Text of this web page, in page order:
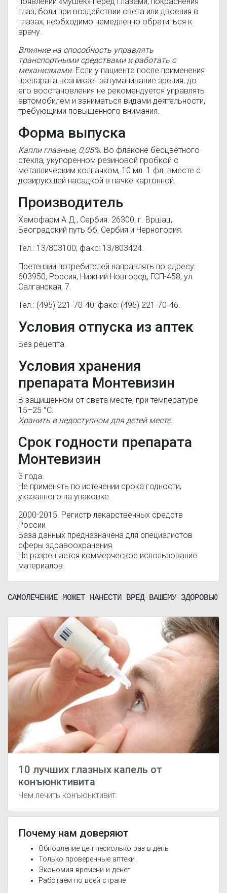
глаз, боли при воздействии света или двоения в
глазах, необходимо немедленно обратиться к
врачу.
Влияние на способность управлять
транспортными средствами и работать с
механизмами. Если у пациента после применения
препарата возникает затуманивание зрения, до
его восстановления не рекомендуется управлять
автомобилем и заниматься видами деятельности,
требующими повышенного внимания.
Форма выпуска
Капли глазные, 0,05%. Во флаконе бесцветного
стекла, укупоренном резиновой пробкой с
металлическим колпачком, 10 мл. 1 фл. вместе с
дозирующей насадкой в пачке картонной.
Производитель
Хемофарм А.Д., Сербия. 26300, г. Вршац,
Београдский путь бб, Сербия и Черногория.
Тел.: 13/803100; факс: 13/803424.
Претензии потребителей направлять по адресу:
603950, Россия, Нижний Новгород, ГСП-458, ул.
Салганская, 7.
Тел.: (495) 221-70-40; факс: (495) 221-70-46.
Условия отпуска из аптек
Без рецепта.
Условия хранения
препарата Монтевизин
В защищенном от света месте, при температуре
15–25 °C.
Хранить в недоступном для детей месте.
Срок годности препарата
Монтевизин
3 года.
Не применять по истечении срока годности,
указанного на упаковке.
2000-2015. Регистр лекарственных средств
России
База данных предназначена для специалистов
сферы здравоохранения.
Не разрешается коммерческое использование
материалов.
САМОЛЕЧЕНИЕ МОЖЕТ НАНЕСТИ ВРЕД ВАШЕМУ ЗДОРОВЬЮ
10 лучших глазных капель от
конъюнктивита
Чем лечить конъюнктивит.
Почему нам доверяют
Обновление цен несколько раз в день
Только проверенные аптеки
Экономия времени и денег
Работаем по всей стране